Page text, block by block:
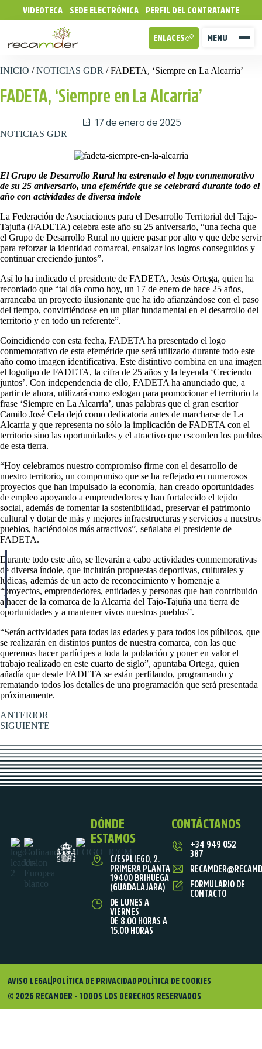
VIDEOTECA SEDE ELECTRÓNICA PERFIL DEL CONTRATANTE
MENU
ENLACES
INICIO /NOTICIAS GDR /FADETA, ‘Siempre en La Alcarria’
FADETA, ‘Siempre en La Alcarria’
17 de enero de 2025
NOTICIAS GDR
El Grupo de Desarrollo Rural ha estrenado el logo conmemorativo
de su 25 aniversario, una efeméride que se celebrará durante todo el
año con actividades de diversa índole
La Federación de Asociaciones para el Desarrollo Territorial del Tajo-
Tajuña (FADETA) celebra este año su 25 aniversario, “una fecha que
el Grupo de Desarrollo Rural no quiere pasar por alto y que debe servir
para reforzar la identidad comarcal, ensalzar los logros conseguidos y
continuar creciendo juntos”.
Así lo ha indicado el presidente de FADETA, Jesús Ortega, quien ha
recordado que “tal día como hoy, un 17 de enero de hace 25 años,
arrancaba un proyecto ilusionante que ha ido afianzándose con el paso
del tiempo, convirtiéndose en un pilar fundamental en el desarrollo del
territorio y en todo un referente”.
Coincidiendo con esta fecha, FADETA ha presentado el logo
conmemorativo de esta efeméride que será utilizado durante todo este
año como imagen identificativa. Este distintivo combina en una imagen
el logotipo de FADETA, la cifra de 25 años y la leyenda ‘Creciendo
juntos’. Con independencia de ello, FADETA ha anunciado que, a
partir de ahora, utilizará como eslogan para promocionar el territorio la
frase ‘Siempre en La Alcarria’, unas palabras que el gran escritor
Camilo José Cela dejó como dedicatoria antes de marcharse de La
Alcarria y que representa no sólo la implicación de FADETA con el
territorio sino las oportunidades y el atractivo que esconden los pueblos
de esta tierra.
“Hoy celebramos nuestro compromiso firme con el desarrollo de
nuestro territorio, un compromiso que se ha reflejado en numerosos
proyectos que han impulsado la economía, han creado oportunidades
de empleo apoyando a emprendedores y han fortalecido el tejido
social, además de fomentar la sostenibilidad, preservar el patrimonio
cultural y dotar de más y mejores infraestructuras y servicios a nuestros
pueblos, haciéndolos más atractivos”, señalaba el presidente de
FADETA.
Durante todo este año, se llevarán a cabo actividades conmemorativas
de diversa índole, que incluirán propuestas deportivas, culturales y
lúdicas, además de un acto de reconocimiento y homenaje a
“proyectos, emprendedores, entidades y personas que han contribuido
a hacer de la comarca de la Alcarria del Tajo-Tajuña una tierra de
oportunidades y a mantener vivos nuestros pueblos”.
“Serán actividades para todas las edades y para todos los públicos, que
se realizarán en distintos puntos de nuestra comarca, con las que
queremos hacer partícipes a toda la población y poner en valor el
trabajo realizado en este cuarto de siglo”, apuntaba Ortega, quien
añadía que desde FADETA se están perfilando, programando y
rematando todos los detalles de una programación que será presentada
próximamente.
ANTERIOR
SIGUIENTE
DÓNDE
ESTAMOS
C/ESPLIEGO, 2.
PRIMERA PLANTA
19400 BRIHUEGA
(GUADALAJARA)
DE LUNES A
VIERNES
DE 8.00 HORAS A
15.00 HORAS
CONTÁCTANOS
+34 949 052
387
FORMULARIO DE
CONTACTO
© 2026 RECAMDER - TODOS LOS DERECHOS RESERVADOS
AVISO LEGAL POLÍTICA DE PRIVACIDAD POLÍTICA DE COOKIES